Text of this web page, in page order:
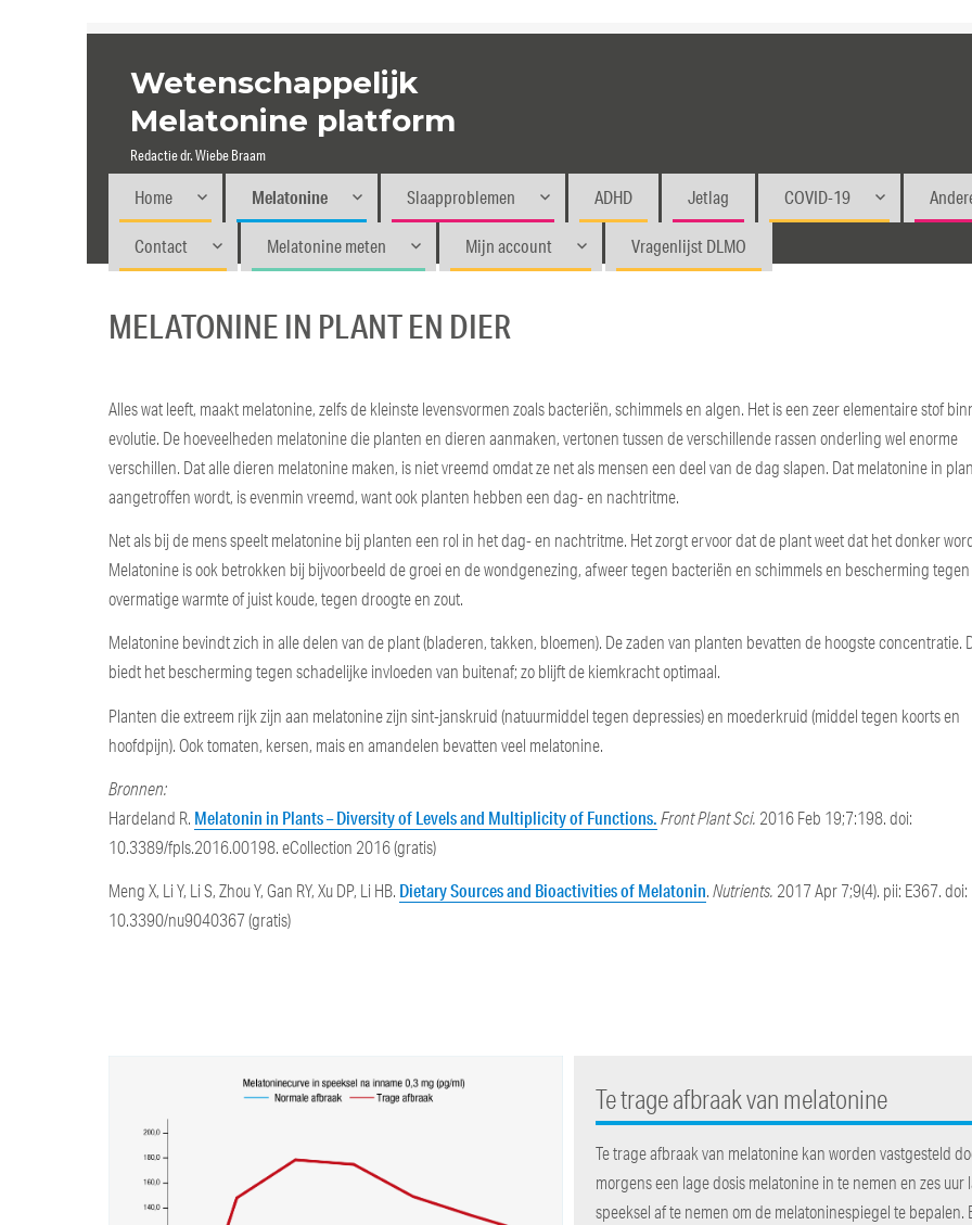
Wetenschappelijk
Melatonine platform
Redactie dr. Wiebe Braam
Home Melatonine Slaapproblemen ADHD Jetlag COVID-19
Contact Melatonine meten Mijn account Vragenlijst DLMO
MELATONINE IN PLANT EN DIER
Alles wat leeft, maakt melatonine, zelfs de kleinste levensvormen zoals bacteriën, schimmels en algen. Het is een zeer elementaire stof
evolutie. De hoeveelheden melatonine die planten en dieren aanmaken, vertonen tussen de verschillende rassen onderling wel enorme
verschillen. Dat alle dieren melatonine maken, is niet vreemd omdat ze net als mensen een deel van de dag slapen. Dat melatonine in
aangetroffen wordt, is evenmin vreemd, want ook planten hebben een dag- en nachtritme.
Net als bij de mens speelt melatonine bij planten een rol in het dag- en nachtritme. Het zorgt ervoor dat de plant weet dat het donker
Melatonine is ook betrokken bij bijvoorbeeld de groei en de wondgenezing, afweer tegen bacteriën en schimmels en bescherming tegen
overmatige warmte of juist koude, tegen droogte en zout.
Melatonine bevindt zich in alle delen van de plant (bladeren, takken, bloemen). De zaden van planten bevatten de hoogste concentratie.
biedt het bescherming tegen schadelijke invloeden van buitenaf; zo blijft de kiemkracht optimaal.
Planten die extreem rijk zijn aan melatonine zijn sint-janskruid (natuurmiddel tegen depressies) en moederkruid (middel tegen koorts en
hoofdpijn). Ook tomaten, kersen, mais en amandelen bevatten veel melatonine.
Bronnen:
Hardeland R. Melatonin in Plants – Diversity of Levels and Multiplicity of Functions. Front Plant Sci. 2016 Feb 19;7:198. doi:
10.3389/fpls.2016.00198. eCollection 2016 (gratis)
Meng X, Li Y, Li S, Zhou Y, Gan RY, Xu DP, Li HB. Dietary Sources and Bioactivities of Melatonin.Nutrients. 2017 Apr 7;9(4). pii: E367. doi:
10.3390/nu9040367 (gratis)
Te trage afbraak van melatonine
Te trage afbraak van melatonine kan worden vastgesteld
morgens een lage dosis melatonine in te nemen en zes uur
speeksel af te nemen om de melatoninespiegel te bepalen.